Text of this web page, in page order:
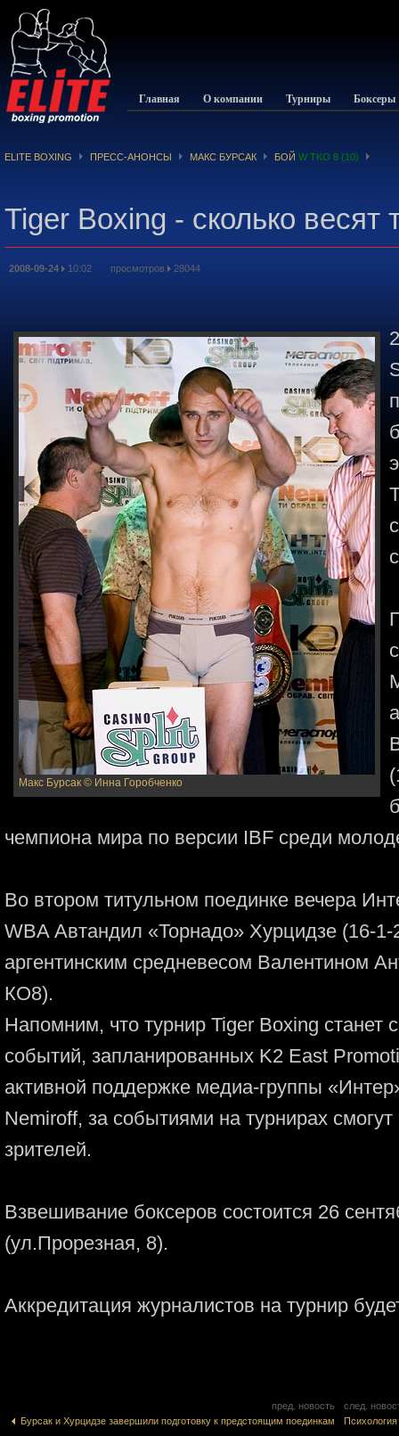
Главная О компании Турниры Боксеры
ELITE BOXING ПРЕСС-АНОНСЫ МАКС БУРСАК БОЙ W TKO 8 (10)
Tiger Boxing - сколько весят
2008-09-24 10:02 просмотров 28044
Макс Бурсак © Инна Горобченко
чемпиона мира по версии IBF среди
Во втором титульном поединке вечера
WBA Автандил «Торнадо» Хурцидзе (16-
аргентинским средневесом Валентином
КО8).
Напомним, что турнир Tiger Boxing станет
событий, запланированных K2 East
активной поддержке медиа-группы
Nemiroff, за событиями на турнирах
зрителей.
Взвешивание боксеров состоится 26
(ул.Прорезная, 8).
Аккредитация журналистов на турнир
пред. новость
Бурсак и Хурцидзе завершили подготовку к предстоящим поединкам
след.